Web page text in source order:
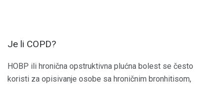
Je li COPD?
HOBP ili hronična opstruktivna plućna bolest se često
koristi za opisivanje osobe sa hroničnim bronhitisom,